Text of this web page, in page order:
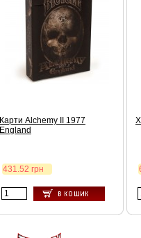
Карти Alchemy II 1977
England
431.52 грн